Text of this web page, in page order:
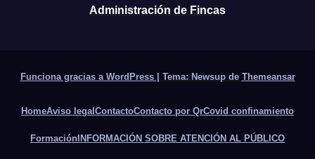
Administración de Fincas
Funciona gracias a WordPress Tema: Newsup de Themeansar
HomeAviso legal ContactoContacto por QrCovid confinamiento
FormaciónINFORMACIÓN SOBRE ATENCIÓN AL PÚBLICO